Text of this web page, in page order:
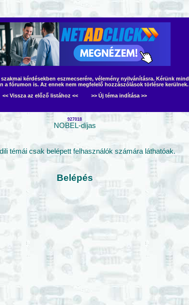
kérdésekben eszmecserére, vélemény nyilvánításra. Kérünk
a fórumon is. Az ennek nem megfelelő hozzászólások törlésre kerülnek.
<< Vissza az előző listához <<
>> Új téma indítása >>
927018
NOBEL-díjas
témái csak belépett felhasználók számára láthatóak.
Belépés